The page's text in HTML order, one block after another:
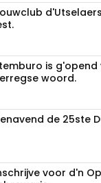
is
woord.
de 25ste
voor d'n